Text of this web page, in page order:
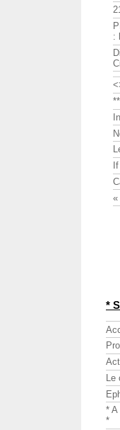
:
«
*
* A
*